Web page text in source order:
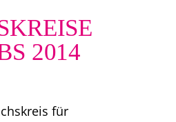
2014
für